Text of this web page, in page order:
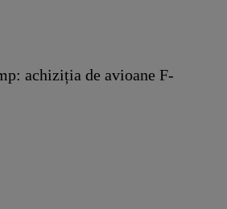
achiziția de avioane F-